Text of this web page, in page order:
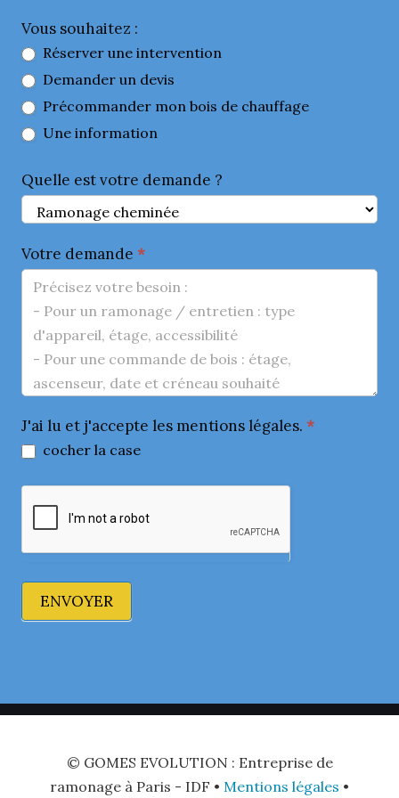
Vous souhaitez :
Réserver une intervention
Demander un devis
Précommander mon bois de chauffage
Une information
Quelle est votre demande ?
Votre demande *
J'ai lu et j'accepte les mentions légales. *
cocher la case
ENVOYER
© GOMES EVOLUTION : Entreprise de
ramonage à Paris - IDF • Mentions légales •